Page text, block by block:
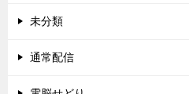
未分類
通常配信